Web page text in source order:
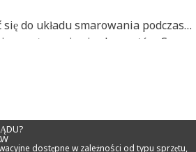
do układu smarowania podczas
zużywania się elementów. Są one
smaru o zaawansowanej
silnikowego są w stanie usuwać
konkurencji nie jest w
dostępne w zależności od typu sprzętu,